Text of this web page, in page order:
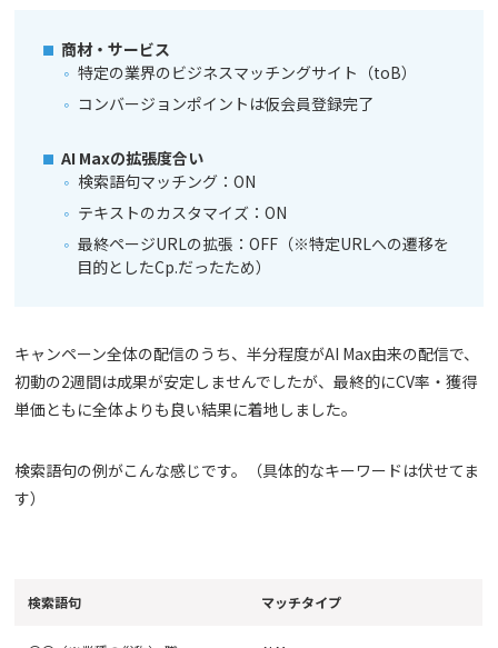
商材・サービス
特定の業界のビジネスマッチングサイト（toB）
コンバージョンポイントは仮会員登録完了
AI Maxの拡張度合い
検索語句マッチング：ON
テキストのカスタマイズ：ON
最終ページURLの拡張：OFF（※特定URLへの遷移を
目的としたCp.だったため）
キャンペーン全体の配信のうち、半分程度がAI Max由来の配信で、
初動の2週間は成果が安定しませんでしたが、最終的にCV率・獲得
単価ともに全体よりも良い結果に着地しました。
検索語句の例がこんな感じです。（具体的なキーワードは伏せてま
す）
検索語句 マッチタイプ